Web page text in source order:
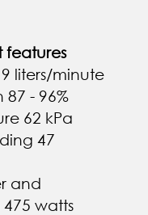
features
liters/minute
- 96%
62 kPa
47
and
watts